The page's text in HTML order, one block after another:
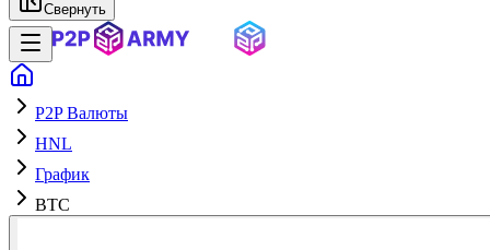
Свернуть
P2P Валюты
HNL
График
BTC